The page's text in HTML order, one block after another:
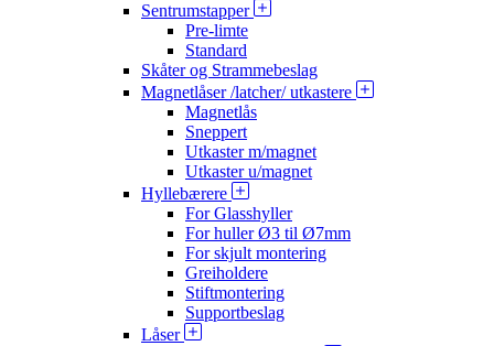
Sentrumstapper
Pre-limte
Standard
Skåter og Strammebeslag
Magnetlåser /latcher/ utkastere
Magnetlås
Sneppert
Utkaster m/magnet
Utkaster u/magnet
Hyllebærere
For Glasshyller
For huller Ø3 til Ø7mm
For skjult montering
Greiholdere
Stiftmontering
Supportbeslag
Låser